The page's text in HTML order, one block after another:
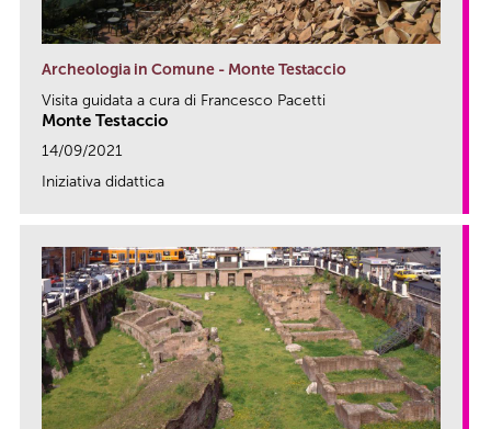
Archeologia in Comune - Monte Testaccio
Visita guidata a cura di Francesco Pacetti
Monte Testaccio
14/09/2021
Iniziativa didattica